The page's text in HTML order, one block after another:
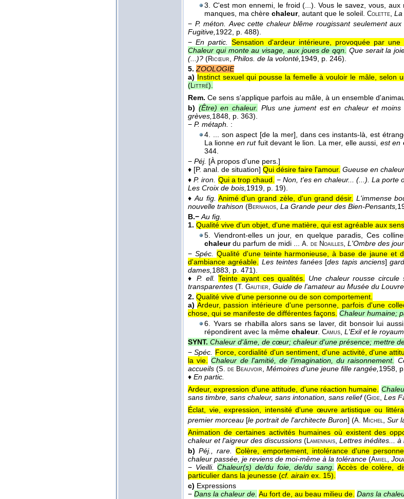
3. C'est mon ennemi, le froid (...). Vous le savez, vous,
manques, ma chère chaleur, autant que le soleil. Colette, La
− P. méton. Avec cette chaleur blême rougissant seulement aux
Fugitive,1922, p. 488).
−En partic. Sensation d'ardeur intérieure, provoquée par
Chaleur qui monte au visage, aux joues de qqn. Que serait la
(...)? (Ricœur, Philos. de la volonté,1949, p. 246).
5. ZOOLOGIE
a) Instinct sexuel qui pousse la femelle à vouloir le mâle, selon
(Littré).
Rem. Ce sens s'applique parfois au mâle, à un ensemble
b) (Être) en chaleur. Plus une jument est en chaleur et moins
grèves,1848, p. 363).
− P. métaph. :
4. ... son aspect [de la mer], dans ces instants-là, est
La lionne en rutfuit devant le lion. La mer, elle aussi, est en
344.
− Péj. [À propos d'une pers.]
♦ [P. anal. de situation] Qui désire faire l'amour. Gueuse en chaleur
♦P. iron. Qui a trop chaud. −Non, t'es en chaleur... (...). La porte
Les Croix de bois,1919, p. 19).
♦Au fig. Animé d'un grand zèle, d'un grand désir. L'immense
nouvelle trahison (Bernanos, La Grande peur des Bien-Pensants,
B.− Au fig.
1. Qualité vive d'un objet, d'une matière, qui est agréable aux
5. Viendront-elles un jour, en quelque paradis, Ces
chaleurdu parfum de midi ... A. de Noailles, L'Ombre des
− Spéc. Qualité d'une teinte harmonieuse, à base de jaune et
d'ambiance agréable. Les teintes fanées [des tapis anciens]
dames,1883, p. 471).
♦ P. ell. Teinte ayant ces qualités. Une chaleur rousse circule
transparentes ( T. Gautier, Guide de l'amateur au Musée du
2. Qualité vive d'une personne ou de son comportement.
a) Ardeur, passion intérieure d'une personne, parfois d'une
chose, qui se manifeste de différentes façons. Chaleur humaine;
6. Yvars se rhabilla alors sans se laver, dit bonsoir lui
répondirent avec la même chaleur. Camus, L'Exil et le
SYNT. Chaleur d'âme, de cœur; chaleur d'une présence; mettre
−Spéc. Force, cordialité d'un sentiment, d'une activité, d'une
la vie. Chaleur de l'amitié, de l'imagination, du raisonnement.
accueils (S. de Beauvoir, Mémoires d'une jeune fille rangée,1958,
♦ En partic.
Ardeur, expression d'une attitude, d'une réaction humaine.
sans timbre, sans chaleur, sans intonation, sans relief(Gide, Les
Éclat, vie, expression, intensité d'une œuvre artistique ou
premier morceau [le portrait de l'architecte Buron] (A. Michel Sur
Animation de certaines activités humaines où existent des
chaleur et l'aigreur des discussions (Lamennais Lettres inédites... à
b) Péj., rare. Colère, emportement, intolérance d'une
chaleur passée, je reviens de moi-même à la tolérance (Amiel
− Vieilli. Chaleur(s) de/du foie, de/du sang.
Accès de colère,
particulier dans la jeunesse (cf. airain ex. 15).
c) Expressions
− Dans la chaleur de. Au fort de, au beau milieu de. Dans la